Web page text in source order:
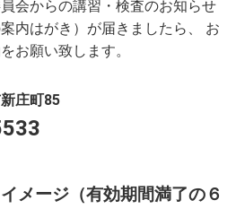
会からの講習・検査のお知らせ
内はがき）が届きましたら、
お
お願い致します。
庄町85
メージ（有効期間満了の６